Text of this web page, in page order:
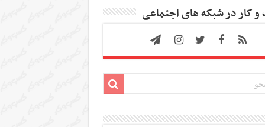
کار در شبکه های اجتماعی